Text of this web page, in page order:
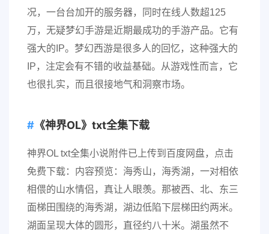
况，一台台加开的服务器，同时在线人数超125
万，无疑梦幻手游是近期最成功的手游产品。它有
强大的IP。梦幻西游是很多人的回忆，这种强大的
IP，注定会有不错的收益基础。从游戏性而言，它
也很扎实，而且很接地气和洞察市场。
《神界OL》txt全集下载
神界OL txt全集小说附件已上传到百度网盘，点击
免费下载：内容预览：海秀山，海秀湖，一对相依
相偎的山水情侣，真让人眼羡。那被西、北、东三
面梯田围绕的海秀湖，湖边低陷下层梯田约两米。
湖面呈现大体的圆形，直径约八十米。湖虽然不